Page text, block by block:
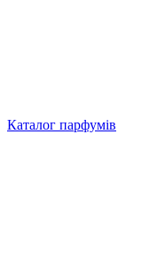
Каталог парфумів